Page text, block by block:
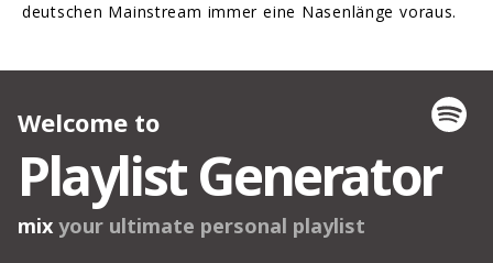
deutschen Mainstream immer eine Nasenlänge voraus.